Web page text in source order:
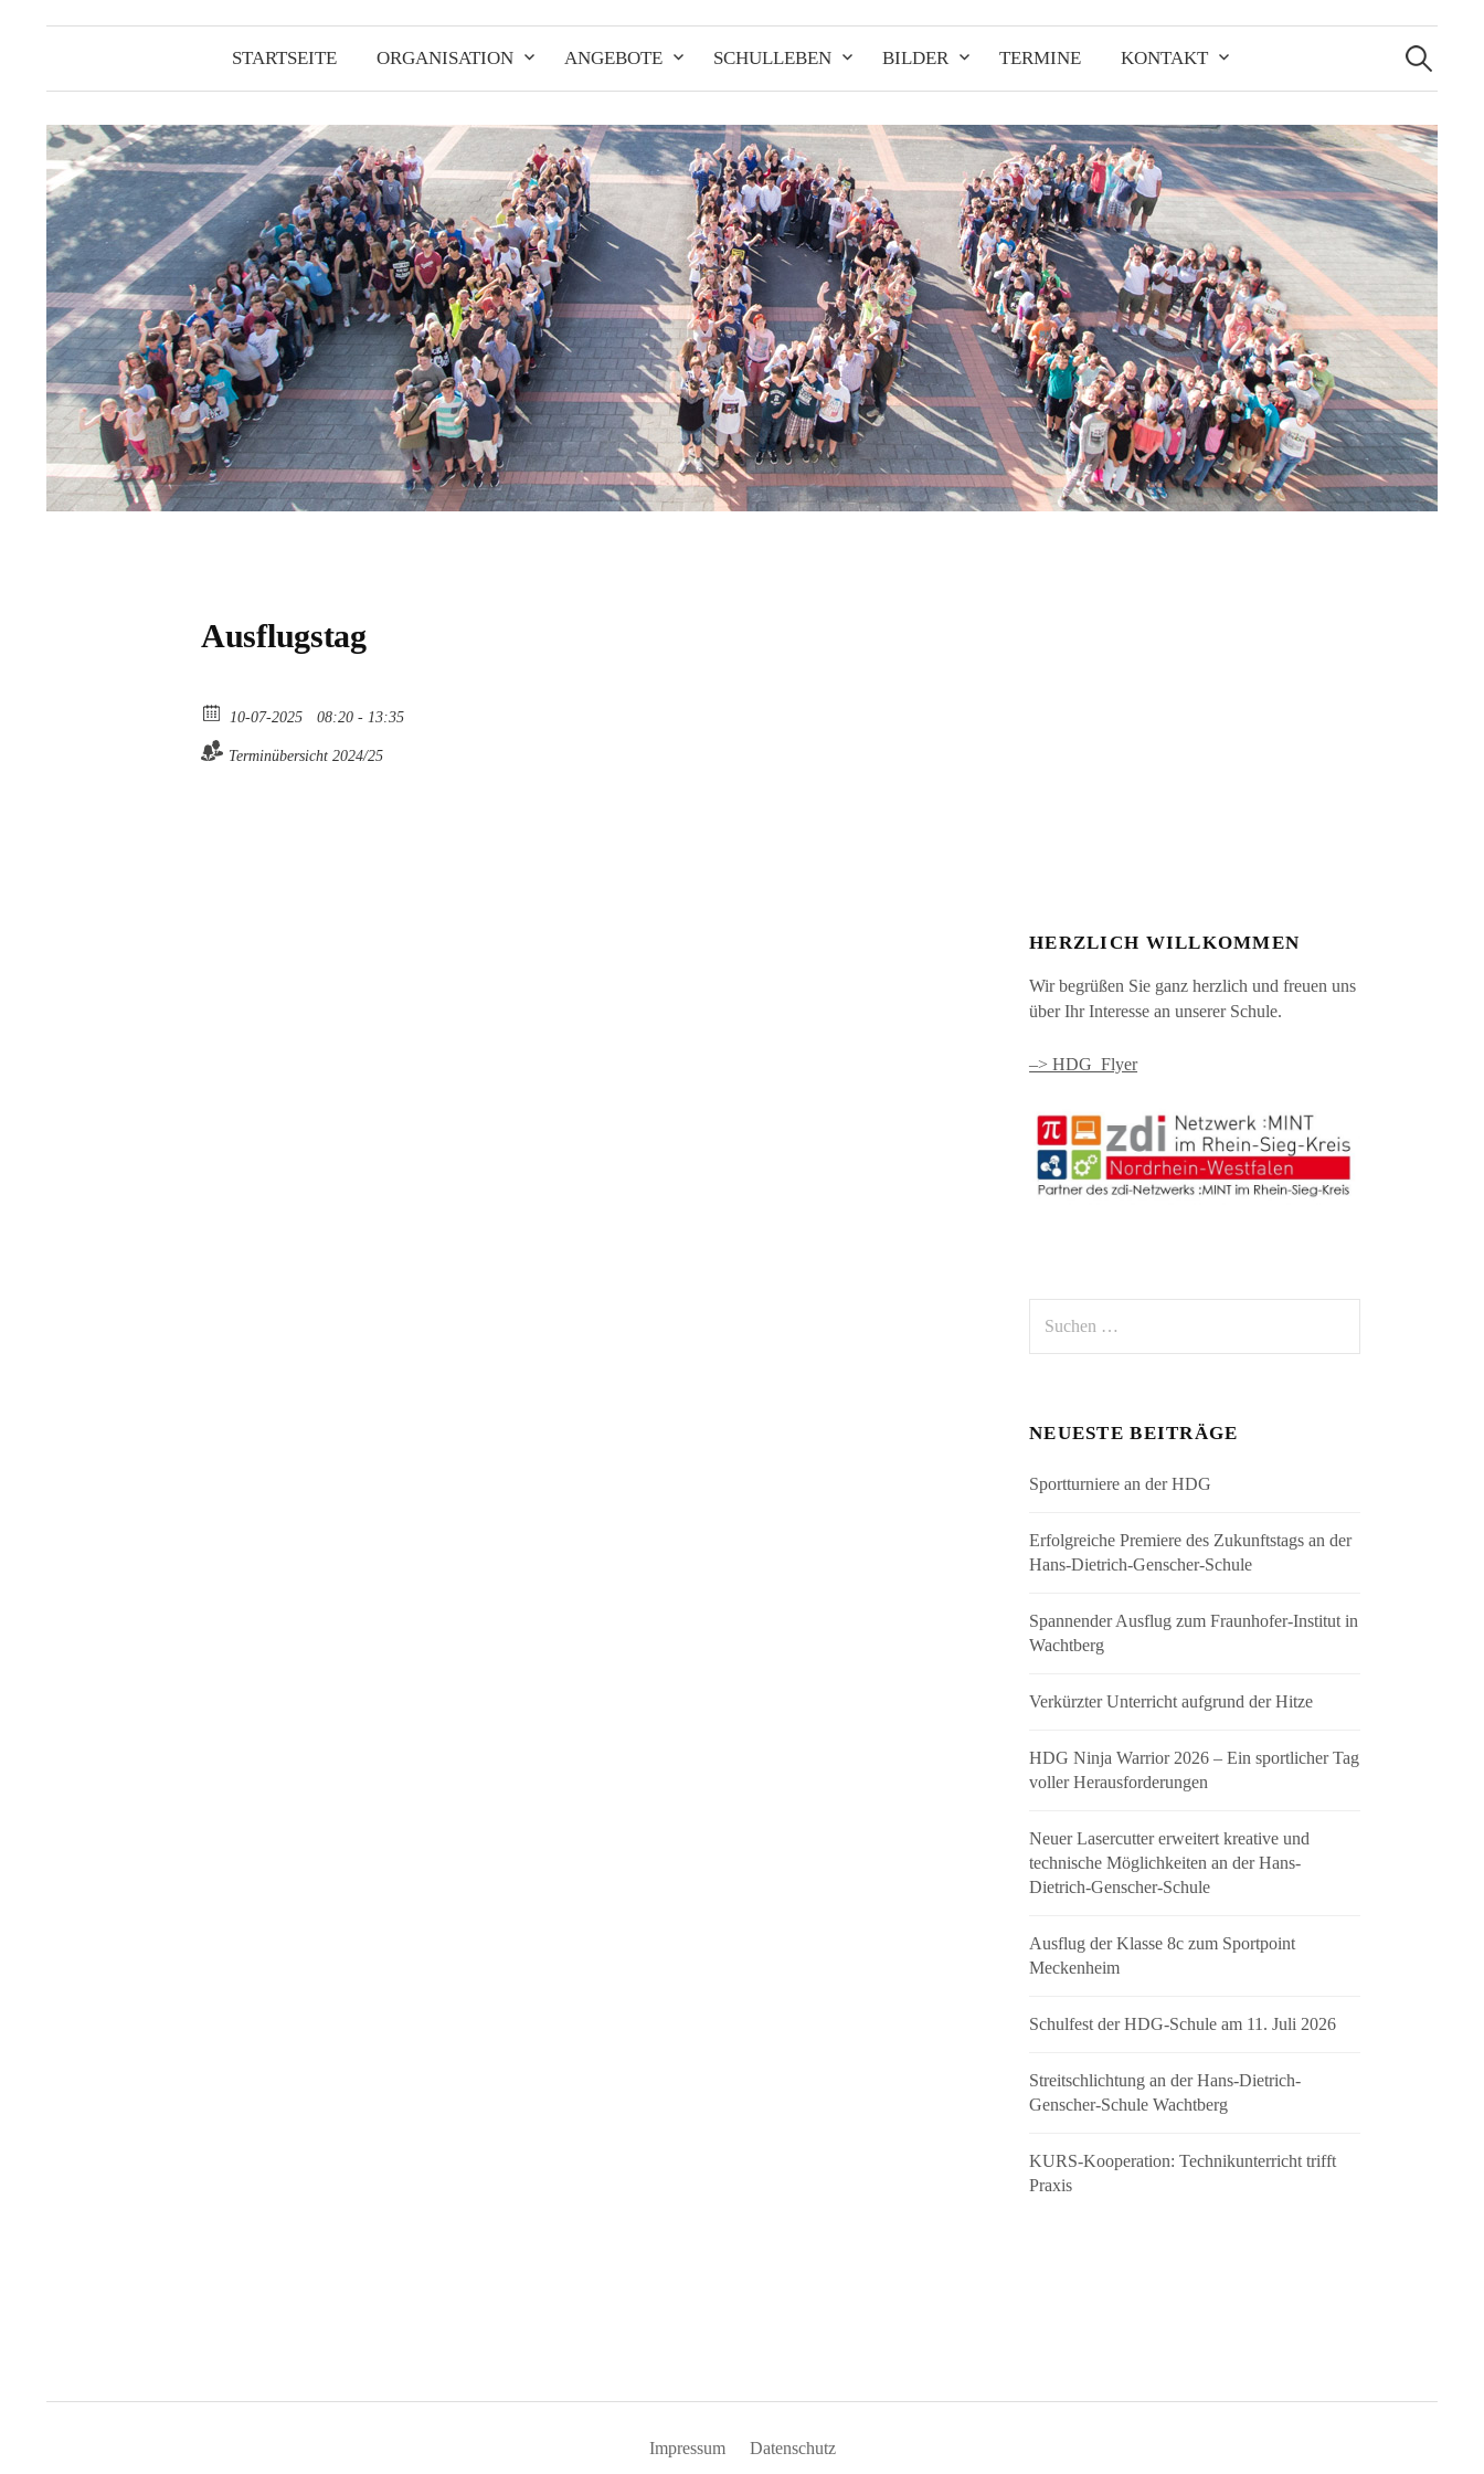
STARTSEITE ORGANISATION ANGEBOTE SCHULLEBEN BILDER TERMINE KONTAKT
Suchen
nach:
Ausflugstag
10-07-2025 08:20 - 13:35
Terminübersicht 2024/25
HERZLICH WILLKOMMEN
Wir begrüßen Sie ganz herzlich und freuen uns
über Ihr Interesse an unserer Schule.
–> HDG_Flyer
nach:
NEUESTE BEITRÄGE
Sportturniere an der HDG
Erfolgreiche Premiere des Zukunftstags an der
Hans-Dietrich-Genscher-Schule
Spannender Ausflug zum Fraunhofer-Institut in
Wachtberg
Verkürzter Unterricht aufgrund der Hitze
HDG Ninja Warrior 2026 – Ein sportlicher Tag
voller Herausforderungen
Neuer Lasercutter erweitert kreative und
technische Möglichkeiten an der Hans-
Dietrich-Genscher-Schule
Ausflug der Klasse 8c zum Sportpoint
Meckenheim
Schulfest der HDG-Schule am 11. Juli 2026
Streitschlichtung an der Hans-Dietrich-
Genscher-Schule Wachtberg
KURS-Kooperation: Technikunterricht trifft
Praxis
Impressum Datenschutz